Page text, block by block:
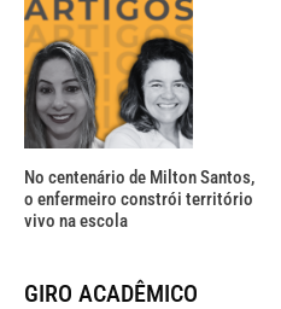
No centenário de Milton Santos,
o enfermeiro constrói território
vivo na escola
GIRO ACADÊMICO